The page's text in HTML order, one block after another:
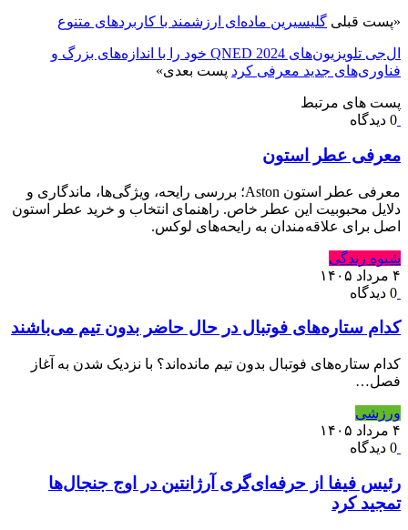
«پست قبلی گلیسیرین ماده‌ای ارزشمند با کاربردهای متنوع
ال‌جی تلویزیون‌های QNED 2024 خود را با اندازه‌های بزرگ و
فناوری‌های جدید معرفی کرد پست بعدی»
پست های مرتبط
0 دیدگاه
معرفی عطر استون
معرفی عطر استون Aston؛ بررسی رایحه، ویژگی‌ها، ماندگاری و
دلایل محبوبیت این عطر خاص. راهنمای انتخاب و خرید عطر استون
اصل برای علاقه‌مندان به رایحه‌های لوکس.
شیوه زندگی
۴ مرداد ۱۴۰۵
0 دیدگاه
کدام ستاره‌های فوتبال در حال حاضر بدون تیم می‌باشند
کدام ستاره‌های فوتبال بدون تیم مانده‌اند؟ با نزدیک شدن به آغاز
فصل…
ورزشی
۴ مرداد ۱۴۰۵
0 دیدگاه
رئیس فیفا از حرفه‌ای‌گری آرژانتین در اوج جنجال‌ها
تمجید کرد